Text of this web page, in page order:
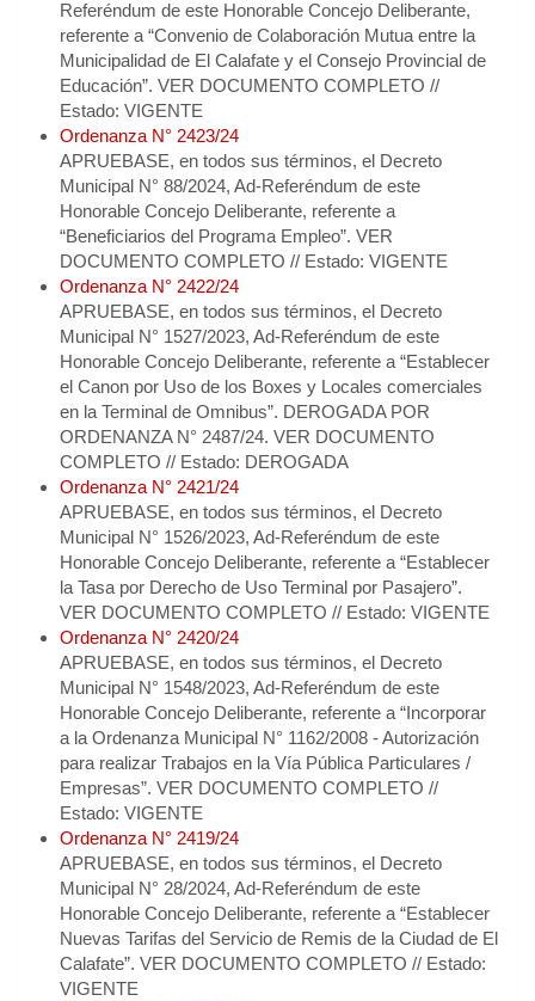
Referéndum de este Honorable Concejo Deliberante,
referente a “Convenio de Colaboración Mutua entre la
Municipalidad de El Calafate y el Consejo Provincial de
Educación”. VER DOCUMENTO COMPLETO //
Estado: VIGENTE
Ordenanza N° 2423/24
APRUEBASE, en todos sus términos, el Decreto
Municipal N° 88/2024, Ad-Referéndum de este
Honorable Concejo Deliberante, referente a
“Beneficiarios del Programa Empleo”. VER
DOCUMENTO COMPLETO // Estado: VIGENTE
Ordenanza N° 2422/24
APRUEBASE, en todos sus términos, el Decreto
Municipal N° 1527/2023, Ad-Referéndum de este
Honorable Concejo Deliberante, referente a “Establecer
el Canon por Uso de los Boxes y Locales comerciales
en la Terminal de Omnibus”. DEROGADA POR
ORDENANZA N° 2487/24. VER DOCUMENTO
COMPLETO // Estado: DEROGADA
Ordenanza N° 2421/24
APRUEBASE, en todos sus términos, el Decreto
Municipal N° 1526/2023, Ad-Referéndum de este
Honorable Concejo Deliberante, referente a “Establecer
la Tasa por Derecho de Uso Terminal por Pasajero”.
VER DOCUMENTO COMPLETO // Estado: VIGENTE
Ordenanza N° 2420/24
APRUEBASE, en todos sus términos, el Decreto
Municipal N° 1548/2023, Ad-Referéndum de este
Honorable Concejo Deliberante, referente a “Incorporar
a la Ordenanza Municipal N° 1162/2008 - Autorización
para realizar Trabajos en la Vía Pública Particulares /
Empresas”. VER DOCUMENTO COMPLETO //
Estado: VIGENTE
Ordenanza N° 2419/24
APRUEBASE, en todos sus términos, el Decreto
Municipal N° 28/2024, Ad-Referéndum de este
Honorable Concejo Deliberante, referente a “Establecer
Nuevas Tarifas del Servicio de Remis de la Ciudad de El
Calafate”. VER DOCUMENTO COMPLETO // Estado:
VIGENTE